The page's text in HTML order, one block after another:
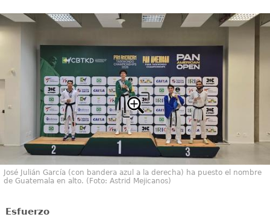
José Julián García (con bandera azul a la derecha) ha puesto el nombre
de Guatemala en alto. (Foto: Astrid Mejicanos)
Esfuerzo